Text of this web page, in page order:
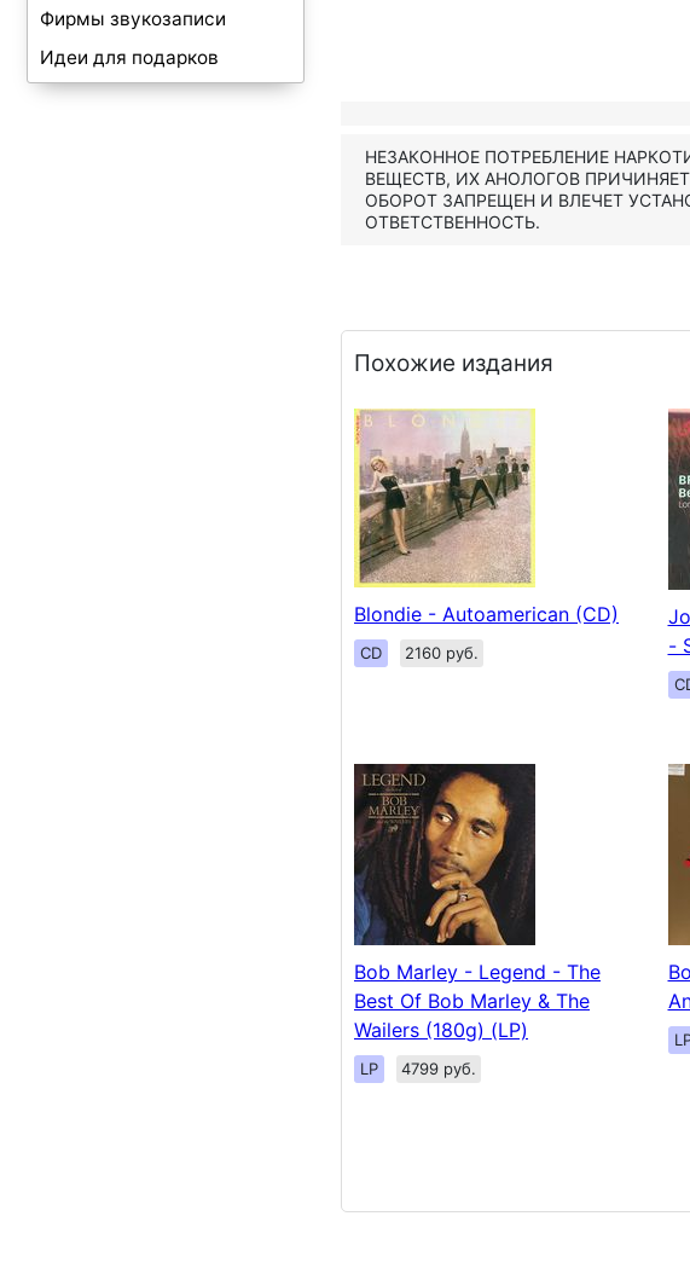
Фирмы звукозаписи
Идеи для подарков
НЕЗАКОННОЕ ПОТРЕБЛЕНИЕ
ВЕЩЕСТВ, ИХ АНОЛОГОВ
ОБОРОТ ЗАПРЕЩЕН И ВЛЕЧЕТ
ОТВЕТСТВЕННОСТЬ.
Похожие издания
Blondie - Autoamerican (CD)
CD 2160 руб.
-
Bob Marley - Legend - The
Best Of Bob Marley & The
Wailers (180g) (LP)
LP 4799 руб.